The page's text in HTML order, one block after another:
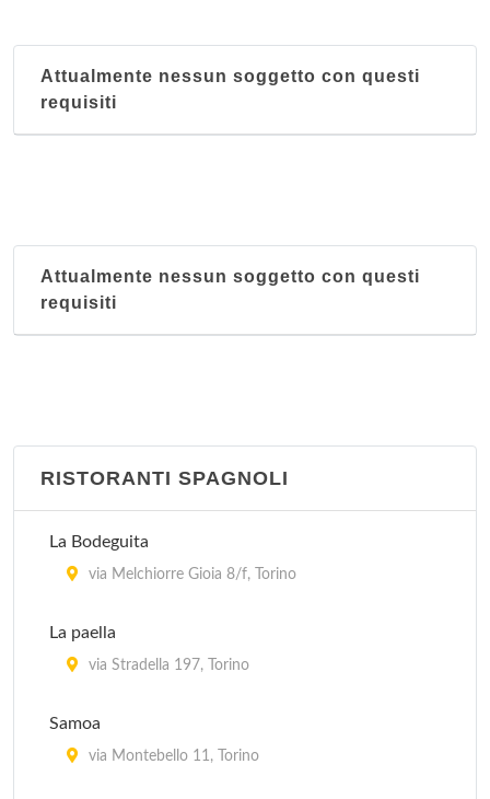
Attualmente nessun soggetto con questi
requisiti
Attualmente nessun soggetto con questi
requisiti
RISTORANTI SPAGNOLI
La Bodeguita
via Melchiorre Gioia 8/f, Torino
La paella
via Stradella 197, Torino
Samoa
via Montebello 11, Torino